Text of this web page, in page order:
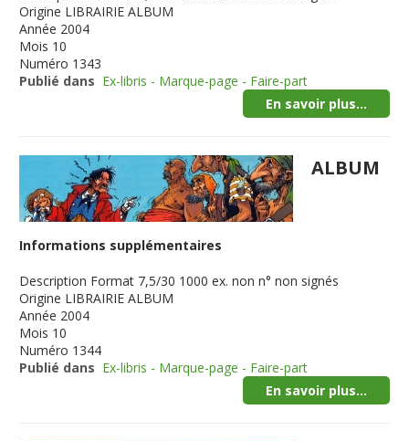
Origine LIBRAIRIE ALBUM
Année 2004
Mois 10
Numéro 1343
Publié dans Ex-libris - Marque-page - Faire-part
En savoir plus...
ALBUM
Informations supplémentaires
Description Format 7,5/30 1000 ex. non n° non signés
Origine LIBRAIRIE ALBUM
Année 2004
Mois 10
Numéro 1344
Publié dans Ex-libris - Marque-page - Faire-part
En savoir plus...